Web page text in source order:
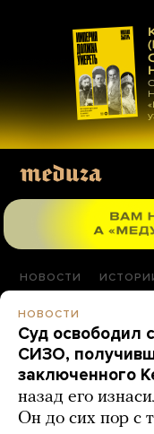
материалам
НОВОСТИ
НОВОСТИ
Суд освободил
СИЗО,
заключенного
назад его
Он до сих пор с